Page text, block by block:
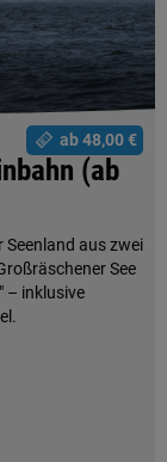
ab 48,00 €
(ab
Seenland aus zwei
See
– inklusive